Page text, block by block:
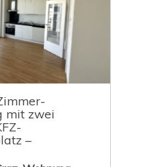
mit zwei
–